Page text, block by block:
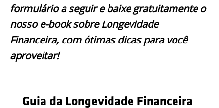
formulário a seguir e baixe gratuitamente o
nosso e-book sobre Longevidade
Financeira, com ótimas dicas para você
aproveitar!
Guia da Longevidade Financeira